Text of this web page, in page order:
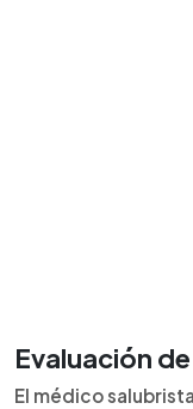
Evaluación
El médico